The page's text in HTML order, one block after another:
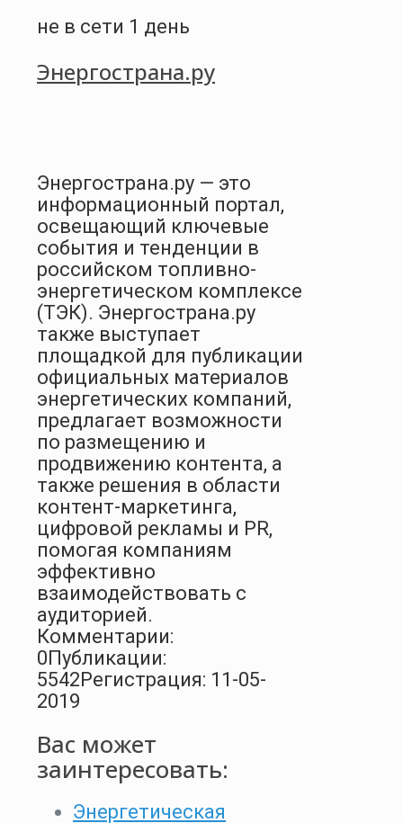
не в сети 1 день
Энергострана.ру
Энергострана.ру — это
информационный портал,
освещающий ключевые
события и тенденции в
российском топливно-
энергетическом комплексе
(ТЭК). Энергострана.ру
также выступает
площадкой для публикации
официальных материалов
энергетических компаний,
предлагает возможности
по размещению и
продвижению контента, а
также решения в области
контент-маркетинга,
цифровой рекламы и PR,
помогая компаниям
эффективно
взаимодействовать с
аудиторией.
Комментарии:
0Публикации:
5542Регистрация: 11-05-
2019
Вас может
заинтересовать:
Энергетическая